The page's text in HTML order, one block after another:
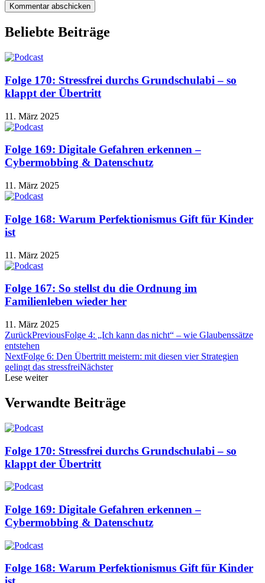
Beliebte Beiträge
Folge 170: Stressfrei durchs Grundschulabi – so
klappt der Übertritt
11. März 2025
Folge 169: Digitale Gefahren erkennen –
Cybermobbing & Datenschutz
11. März 2025
Folge 168: Warum Perfektionismus Gift für Kinder
ist
11. März 2025
Folge 167: So stellst du die Ordnung im
Familienleben wieder her
11. März 2025
ZurückPreviousFolge 4: „Ich kann das nicht“ – wie Glaubenssätze
entstehen
NextFolge 6: Den Übertritt meistern: mit diesen vier Strategien
gelingt das stressfreiNächster
Lese weiter
Verwandte Beiträge
Folge 170: Stressfrei durchs Grundschulabi – so
klappt der Übertritt
Folge 169: Digitale Gefahren erkennen –
Cybermobbing & Datenschutz
Folge 168: Warum Perfektionismus Gift für Kinder